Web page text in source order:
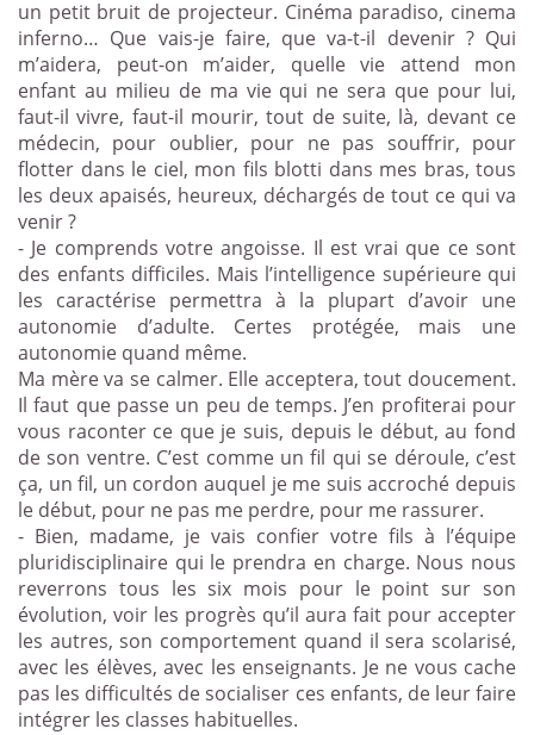
un petit bruit de projecteur. Cinéma paradiso, cinema
inferno… Que vais-je faire, que va-t-il devenir ? Qui
m’aidera, peut-on m’aider, quelle vie attend mon
enfant au milieu de ma vie qui ne sera que pour lui,
faut-il vivre, faut-il mourir, tout de suite, là, devant ce
médecin, pour oublier, pour ne pas souffrir, pour
flotter dans le ciel, mon fils blotti dans mes bras, tous
les deux apaisés, heureux, déchargés de tout ce qui va
venir ?
- Je comprends votre angoisse. Il est vrai que ce sont
des enfants difficiles. Mais l’intelligence supérieure qui
les caractérise permettra à la plupart d’avoir une
autonomie d’adulte. Certes protégée, mais une
autonomie quand même.
Ma mère va se calmer. Elle acceptera, tout doucement.
Il faut que passe un peu de temps. J’en profiterai pour
vous raconter ce que je suis, depuis le début, au fond
de son ventre. C’est comme un fil qui se déroule, c’est
ça, un fil, un cordon auquel je me suis accroché depuis
le début, pour ne pas me perdre, pour me rassurer.
- Bien, madame, je vais confier votre fils à l’équipe
pluridisciplinaire qui le prendra en charge. Nous nous
reverrons tous les six mois pour le point sur son
évolution, voir les progrès qu’il aura fait pour accepter
les autres, son comportement quand il sera scolarisé,
avec les élèves, avec les enseignants. Je ne vous cache
pas les difficultés de socialiser ces enfants, de leur faire
intégrer les classes habituelles.